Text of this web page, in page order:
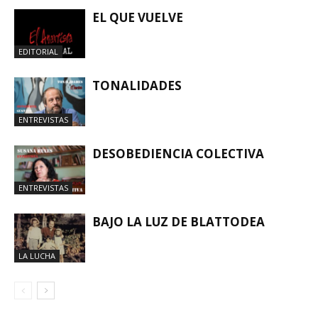
EDITORIAL
EL QUE VUELVE
ENTREVISTAS
TONALIDADES
ENTREVISTAS
DESOBEDIENCIA COLECTIVA
LA LUCHA
BAJO LA LUZ DE BLATTODEA